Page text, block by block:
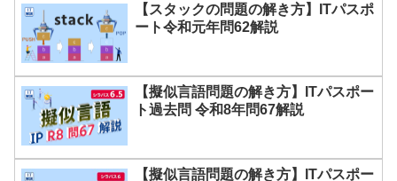
【スタックの問題の解き方】ITパスポ
ート令和元年問62解説
【擬似言語問題の解き方】ITパスポー
ト過去問 令和8年問67解説
【擬似言語問題の解き方】ITパスポー